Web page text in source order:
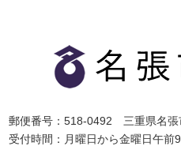
郵便番号：518-0492 三重県名張
受付時間：月曜日から金曜日午前